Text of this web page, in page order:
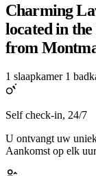
Charming
located in
from
1 slaapkamer 1
Self check-in, 24/7
U ontvangt uw
Aankomst op elk